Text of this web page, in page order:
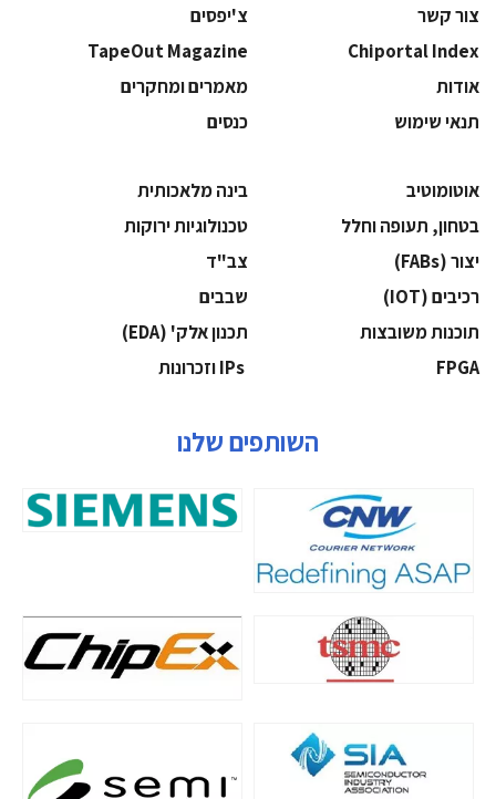
צור קשר
צ'יפסים
Chiportal Index
TapeOut Magazine
אודות
מאמרים ומחקרים
תנאי שימוש
כנסים
אוטומוטיב
בינה מלאכותית
בטחון, תעופה וחלל
‫טכנולוגיות ירוקות‬
‫יצור (‪(FABs‬‬
‫צב"ד‬
‫רכיבים‬ (IOT)
‫שבבים‬
‫תוכנות משובצות‬
‫תכנון אלק' (‪(EDA‬‬
‫‪FPGA‬‬
השותפים שלנו